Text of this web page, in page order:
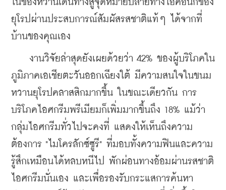
ในของหวานเดินทางสู่จุดหมายปลายทางไอคอนิกของ
ยุโรปผ่านประสบการณ์สัมผัสรสชาติแท้ๆ ได้จากที่
บ้านของคุณเอง
งานวิจัยล่าสุดยังเผยด้วยว่า 42% ของผู้บริโภคใน
ภูมิภาคเอเชียตะวันออกเฉียงใต้ มีความสนใจในขนม
หวานยุโรปคลาสสิกมากขึ้น ในขณะเดียวกัน การ
บริโภคไอศกรีมพรีเมียมก็เพิ่มมากขึ้นถึง 18% แม้ว่า
กลุ่มไอศกรีมทั่วไปจะคงที่ แสดงให้เห็นถึงความ
ต้องการ "ไมโครลักซ์ซูรี" ที่มอบทั้งความฟินและความ
รู้สึกเหมือนได้หลบหนีไป พักผ่อนทางอ้อมผ่านรสชาติ
ไอศกรีมนั่นเอง และเพื่อรองรับกระแสการค้นหา